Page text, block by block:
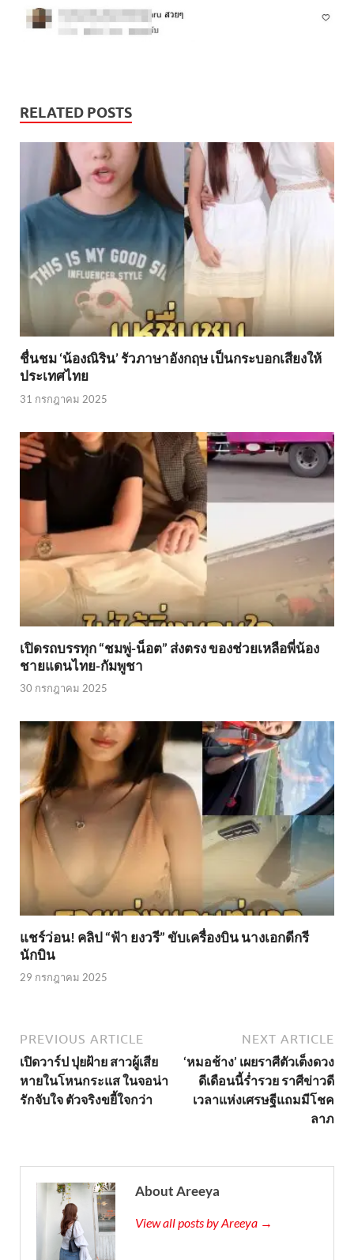
RELATED POSTS
ชื่นชม ‘น้องณิริน’ รัวภาษาอังกฤษ เป็นกระบอกเสียงให้
ประเทศไทย
31 กรกฎาคม 2025
เปิดรถบรรทุก “ชมพู่-น็อต” ส่งตรง ของช่วยเหลือพี่น้อง
ชายแดนไทย-กัมพูชา
30 กรกฎาคม 2025
แชร์ว่อน! คลิป “ฟ้า ยงวรี” ขับเครื่องบิน นางเอกดีกรี
นักบิน
29 กรกฎาคม 2025
PREVIOUS ARTICLE
เปิดวาร์ป ปุยฝ้าย สาวผู้เสีย
หายในโหนกระแส ในจอน่า
รักจับใจ ตัวจริงขยี้ใจกว่า
NEXT ARTICLE
‘หมอช้าง’ เผยราศีตัวเต็งดวง
ดีเดือนนี้ร่ำรวย ราศีข่าวดี
เวลาแห่งเศรษฐีแถมมีโชค
ลาภ
About Areeya
View all posts by Areeya →